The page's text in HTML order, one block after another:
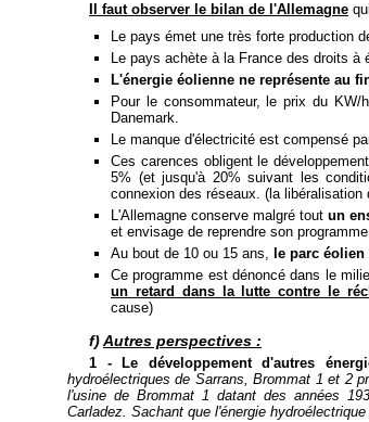
Il faut observer le bilan de l'Allemagne
Le pays émet une très forte production
Le pays achète à la France des droits à
L'énergie éolienne ne représente au
Pour le consommateur, le prix du
Danemark.
Le manque d'électricité est compensé
Ces carences obligent le
5% (et jusqu'à 20% suivant les
connexion des réseaux. (la
L'Allemagne conserve malgré tout un
et envisage de reprendre son
Au bout de 10 ou 15 ans, le parc
Ce programme est dénoncé dans le
un retard dans la lutte contre le
cause)
f)Autres perspectives :
1 - Le développement d'autres
hydroélectriques de Sarrans, Brommat 1 et 2
l'usine de Brommat 1 datant des années
Carladez. Sachant que l'énergie